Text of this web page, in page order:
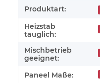
Produktart:
Heizstab
tauglich:
Mischbetrieb
geeignet:
Paneel Maße: